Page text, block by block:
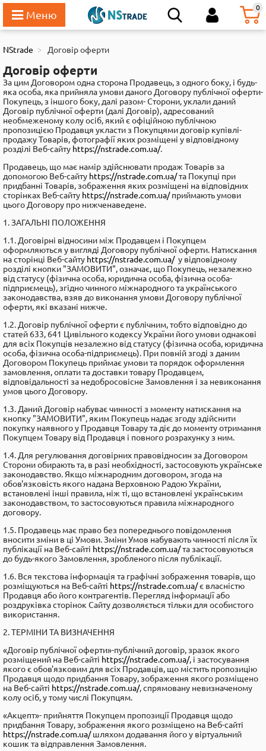
0
111
NStrade Договір оферти
Договір оферти
За цим Договором одна сторона Продавець, з одного боку, і будь-
яка особа, яка прийняла умови даного Договору публічної оферти-
Покупець, з іншого боку, далі разом- Сторони, уклали даний
Договір публічної оферти (далі Договір), адресований
необмеженому колу осіб, який є офіційною публічною
пропозицією Продавця укласти з Покупцями договір купівлі-
продажу Товарів, фотографії яких розміщені у відповідному
розділі Веб-сайту https://nstrade.com.ua/.
Продавець, що має намір здійснювати продаж Товарів за
допомогою Веб-сайту https://nstrade.com.ua/та Покупці при
придбанні Товарів, зображення яких розміщені на відповідних
сторінках Веб-сайту https://nstrade.com.ua/приймають умови
цього Договору про нижченаведене.
1. ЗАГАЛЬНІ ПОЛОЖЕННЯ
1.1. Договірні відносини між Продавцем і Покупцем
оформляються у вигляді Договору публічної оферти. Натискання
на сторінці Веб-сайту https://nstrade.com.ua/y відповідному
розділі кнопки "ЗАМОВИТИ", означає, що Покупець, незалежно
від статусу (фізична особа, юридична особа, фізична особа-
підприємець), згідно чинного міжнародного та українського
законодавства, взяв до виконання умови Договору публічної
оферти, які вказані нижче.
1.2. Договір публічної оферти є публічним, тобто відповідно до
статей 633, 641 Цивільного кодексу України його умови однакові
для всіх Покупців незалежно від статусу (фізична особа, юридична
особа, фізична особа-підприємець). При повній згоді з даним
Договором Покупець приймає умови та порядок оформлення
замовлення, оплати та доставки товару Продавцем,
відповідальності за недобросовісне Замовлення і за невиконання
умов цього Договору.
1.3. Даний Договір набуває чинності з моменту натискання на
кнопку "ЗАМОВИТИ", яким Покупець надає згоду здійснити
покупку наявного у Продавця Товару та діє до моменту отримання
Покупцем Товару від Продавця і повного розрахунку з ним.
1.4. Для регулювання договірних правовідносин за Договором
Сторони обирають та, в разі необхідності, застосовують українське
законодавство. Якщо міжнародним договором, згода на
обов'язковість якого надана Верховною Радою України,
встановлені інші правила, ніж ті, що встановлені українським
законодавством, то застосовуються правила міжнародного
договору.
1.5. Продавець має право без попереднього повідомлення
вносити зміни в ці Умови. Зміни Умов набувають чинності після їх
публікації на Веб-сайті https://nstrade.com.ua/та застосовуються
до будь-якого Замовлення, зробленого після публікації.
1.6. Вся текстова інформація та графічні зображення товарів, що
розміщуються на Веб-сайті https://nstrade.com.ua/є власністю
Продавця або його контрагентів. Перегляд інформації або
роздруківка сторінок Сайту дозволяється тільки для особистого
використання.
2. ТЕРМІНИ ТА ВИЗНАЧЕННЯ
«Договір публічної оферти»-публічний договір, зразок якого
розміщений на Веб-сайті https://nstrade.com.ua/, i застосування
якого є обов'язковим для всіх Продавців, що містить пропозицію
Продавця щодо придбання Товару, зображення якого розміщено
на Веб-сайті https://nstrade.com.ua/, cпрямовану невизначеному
колу осіб, у тому числі Покупцям.
«Акцепт»- прийняття Покупцем пропозиції Продавця щодо
придбання Товару, зображення якого розміщено на Веб-сайті
https://nstrade.com.ua/шляхом додавання його у віртуальний
кошик та відправлення Замовлення.